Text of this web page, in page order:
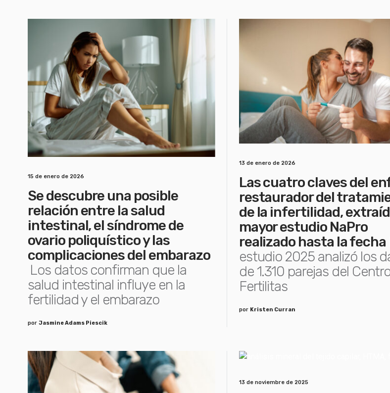
15 de enero de 2026
Se descubre una posible
relación entre la salud
intestinal, el síndrome de
ovario poliquístico y las
complicaciones del embarazo
Los datos confirman que la
salud intestinal influye en la
fertilidad y el embarazo
por Jasmine Adams Piescik
13 de enero de 2026
Las cuatro claves del
restaurador del
de la infertilidad,
mayor estudio NaPro
realizado hasta la fecha
estudio 2025 analizó los
de 1.310 parejas del
Fertilitas
por Kristen Curran
13 de noviembre de 2025